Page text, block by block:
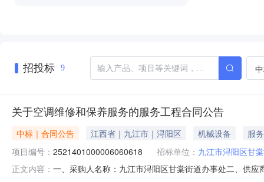
招投标 9
关于空调维修和保养服务的服务工程合同公告
中标｜合同公告 江西省｜九江市｜浔阳区 机械设备
服务
项目编号： 2521401000006060618 招标单位： 九江市浔阳区甘
正文内容： 一、采购人名称：九江市浔阳区甘棠街道办事处二、供